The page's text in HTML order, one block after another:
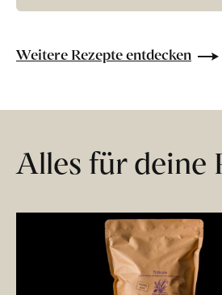
Weitere Rezepte entdecken
Alles für deine